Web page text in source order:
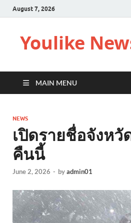
August 7, 2026
Youlike
MAIN MENU
NEWS
เปิดรายชื่อจังหวั
คืนนี้
June 2, 2026 - byadmin01